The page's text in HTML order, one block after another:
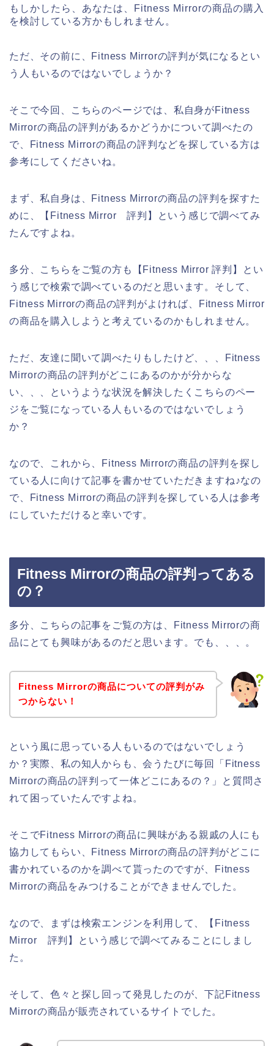
もしかしたら、あなたは、Fitness Mirrorの商品の購入
を検討している方かもしれません。
ただ、その前に、Fitness Mirrorの評判が気になるとい
う人もいるのではないでしょうか？
そこで今回、こちらのページでは、私自身がFitness
Mirrorの商品の評判があるかどうかについて調べたの
で、Fitness Mirrorの商品の評判などを探している方は
参考にしてくださいね。
まず、私自身は、Fitness Mirrorの商品の評判を探すた
めに、【Fitness Mirror 評判】という感じで調べてみ
たんですよね。
多分、こちらをご覧の方も【Fitness Mirror 評判】とい
う感じで検索で調べているのだと思います。そして、
Fitness Mirrorの商品の評判がよければ、Fitness Mirror
の商品を購入しようと考えているのかもしれません。
ただ、友達に聞いて調べたりもしたけど、、、Fitness
Mirrorの商品の評判がどこにあるのかが分からな
い、、、というような状況を解決したくこちらのペー
ジをご覧になっている人もいるのではないでしょう
か？
なので、これから、Fitness Mirrorの商品の評判を探し
ている人に向けて記事を書かせていただきますね♪なの
で、Fitness Mirrorの商品の評判を探している人は参考
にしていただけると幸いです。
Fitness Mirrorの商品の評判ってある
の？
多分、こちらの記事をご覧の方は、Fitness Mirrorの商
品にとても興味があるのだと思います。でも、、、。
Fitness Mirrorの商品についての評判がみ
つからない！
という風に思っている人もいるのではないでしょう
か？実際、私の知人からも、会うたびに毎回「Fitness
Mirrorの商品の評判って一体どこにあるの？」と質問さ
れて困っていたんですよね。
そこでFitness Mirrorの商品に興味がある親戚の人にも
協力してもらい、Fitness Mirrorの商品の評判がどこに
書かれているのかを調べて貰ったのですが、Fitness
Mirrorの商品をみつけることができませんでした。
なので、まずは検索エンジンを利用して、【Fitness
Mirror 評判】という感じで調べてみることにしまし
た。
そして、色々と探し回って発見したのが、下記Fitness
Mirrorの商品が販売されているサイトでした。